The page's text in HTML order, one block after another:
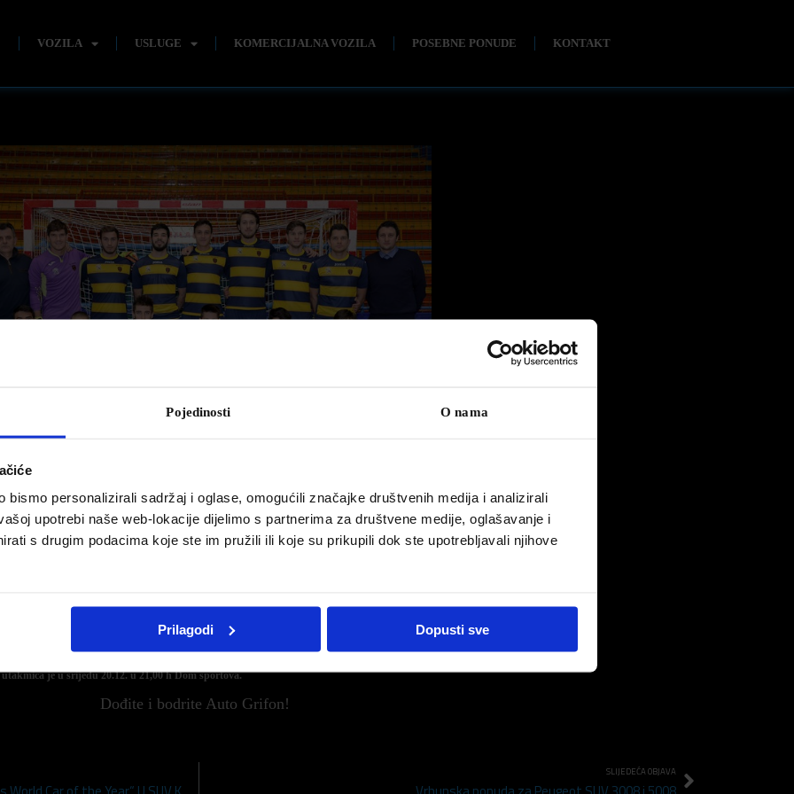
Pojedinosti O nama
bismo personalizirali sadržaj i oglase, omogućili značajke društvenih medija i analizirali
upotrebi naše web-lokacije dijelimo s partnerima za društvene medije, oglašavanje i
s drugim podacima koje ste im pružili ili koje su prikupili dok ste upotrebljavali njihove
Prilagodi Dopusti sve
VOZILA USLUGE KOMERCIJALNA VOZILA POSEBNE PONUDE KONTAKT
2017
AUTO GRIFON SV nastavlja sa dobrim
Turniru Kutija šibica 2018. ekipa AUTO GRIFON SV nastavlja sa dobrim igrama.
od 7:0 u prvom kolu, u nedejlju su u drugom kolu ostvarili pobjedu od 2:1 te se tako plasirali
utakmica je u srijedu 20.12. u 21,00 h Dom sportova.
Dođite i bodrite Auto Grifon!
SLIJEDEĆA OBJAVA